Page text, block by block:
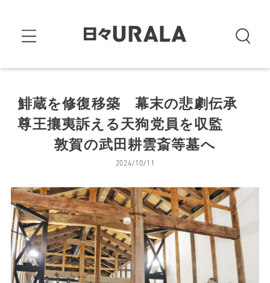
鯡蔵を修復移築 幕末の悲劇伝承
尊王攘夷訴える天狗党員を収監
敦賀の武田耕雲斎等墓へ
2024/10/11